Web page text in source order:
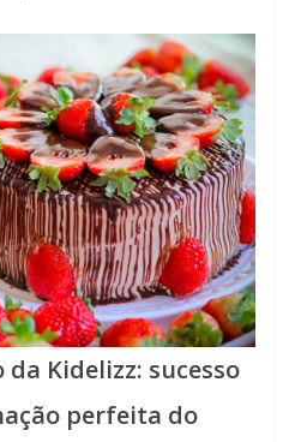
Kidelizz: sucesso
perfeita do